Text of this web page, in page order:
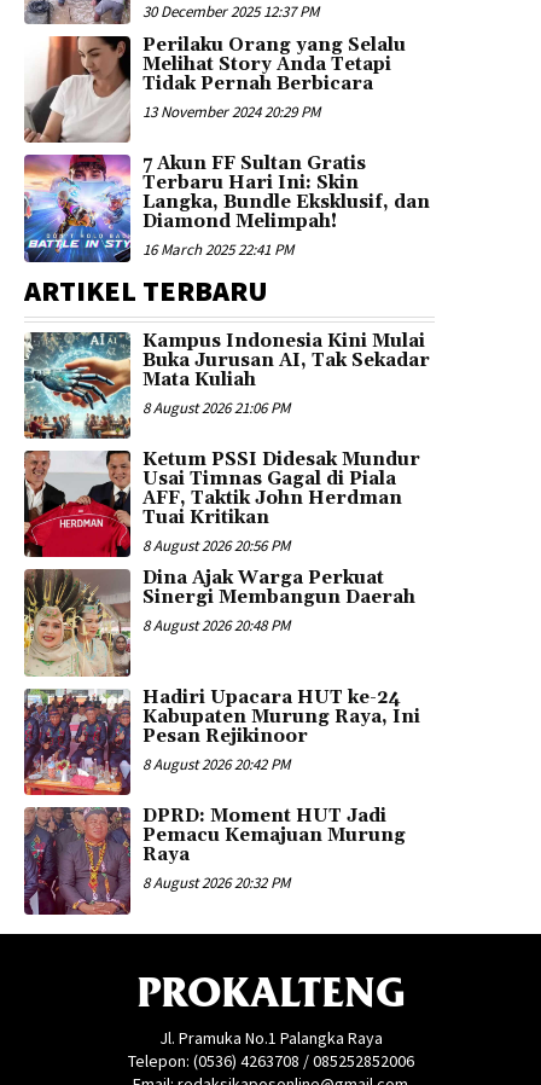
30 December 2025 12:37 PM
Perilaku Orang yang Selalu
Melihat Story Anda Tetapi
Tidak Pernah Berbicara
13 November 2024 20:29 PM
7 Akun FF Sultan Gratis
Terbaru Hari Ini: Skin
Langka, Bundle Eksklusif, dan
Diamond Melimpah!
16 March 2025 22:41 PM
ARTIKEL TERBARU
Kampus Indonesia Kini Mulai
Buka Jurusan AI, Tak Sekadar
Mata Kuliah
8 August 2026 21:06 PM
Ketum PSSI Didesak Mundur
Usai Timnas Gagal di Piala
AFF, Taktik John Herdman
Tuai Kritikan
8 August 2026 20:56 PM
Dina Ajak Warga Perkuat
Sinergi Membangun Daerah
8 August 2026 20:48 PM
Hadiri Upacara HUT ke-24
Kabupaten Murung Raya, Ini
Pesan Rejikinoor
8 August 2026 20:42 PM
DPRD: Moment HUT Jadi
Pemacu Kemajuan Murung
Raya
8 August 2026 20:32 PM
PROKALTENG
Jl. Pramuka No.1 Palangka Raya
Telepon: (0536) 4263708 / 085252852006